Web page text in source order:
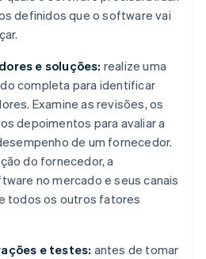
definidos que o software vai
e soluções: realize uma
completa para identificar
Examine as revisões, os
depoimentos para avaliar a
de um fornecedor.
do fornecedor, a
no mercado e seus canais
todos os outros fatores
e testes: antes de tomar